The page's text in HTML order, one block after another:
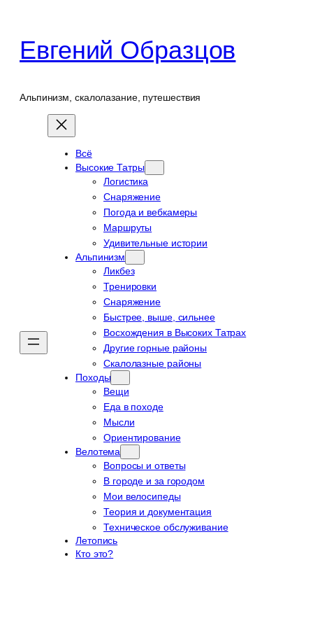
содержимому
Евгений Образцов
Альпинизм, скалолазание, путешествия
Всё
Высокие Татры
Логистика
Снаряжение
Погода и вебкамеры
Маршруты
Удивительные истории
Альпинизм
Ликбез
Тренировки
Снаряжение
Быстрее, выше, сильнее
Восхождения в Высоких Татрах
Другие горные районы
Скалолазные районы
Походы
Вещи
Еда в походе
Мысли
Ориентирование
Велотема
Вопросы и ответы
В городе и за городом
Мои велосипеды
Теория и документация
Техническое обслуживание
Летопись
Кто это?